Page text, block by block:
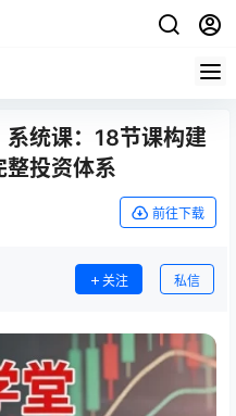
统课：18节课构建
整投资体系
前往下载
关注 私信